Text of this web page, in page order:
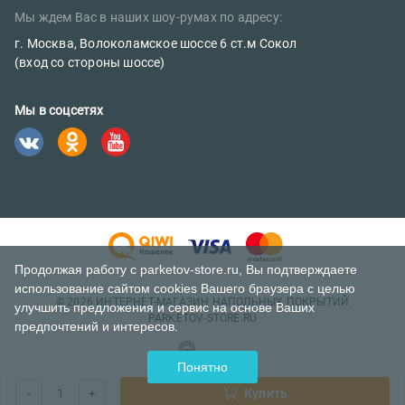
- 1 + Купить
Наш блог
sales@parketov-store.ru
Телефоны:
Мы ждем Вас в наших шоу-румах по адресу:
г. Москва, Волоколамское шоссе 6 ст.м Сокол
(вход со стороны шоссе)
Мы в соцсетях
© 2026 ИНТЕРНЕТ-МАГАЗИН НАПОЛЬНЫХ ПОКРЫТИЙ
PARKETOV-STORE.RU
Продолжая работу с parketov-store.ru, Вы подтверждаете
использование сайтом cookies Вашего браузера с целью
улучшить предложения и сервис на основе Ваших
предпочтений и интересов.
Понятно